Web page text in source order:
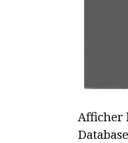
Afficher